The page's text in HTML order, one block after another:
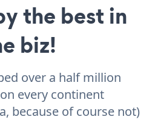
the best in
biz!
over a half million
every continent
because of course not)